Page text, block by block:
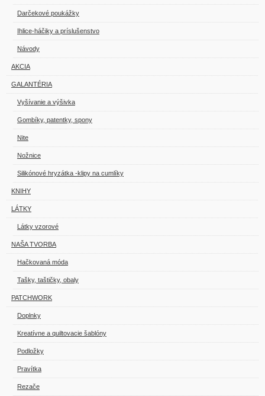
Darčekové poukážky
Ihlice-háčiky a príslušenstvo
Návody
AKCIA
GALANTÉRIA
Vyšívanie a výšivka
Gombíky, patentky, spony
Nite
Nožnice
Silikónové hryzátka -klipy na cumlíky
KNIHY
LÁTKY
Látky vzorové
NAŠA TVORBA
Hačkovaná móda
Tašky, taštičky, obaly
PATCHWORK
Doplnky
Kreatívne a quiltovacie šablóny
Podložky
Pravítka
Rezače